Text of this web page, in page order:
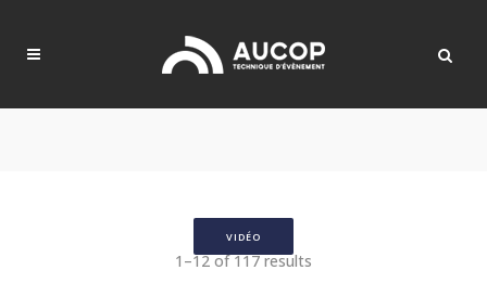
VIDÉO
1–12 of 117 results